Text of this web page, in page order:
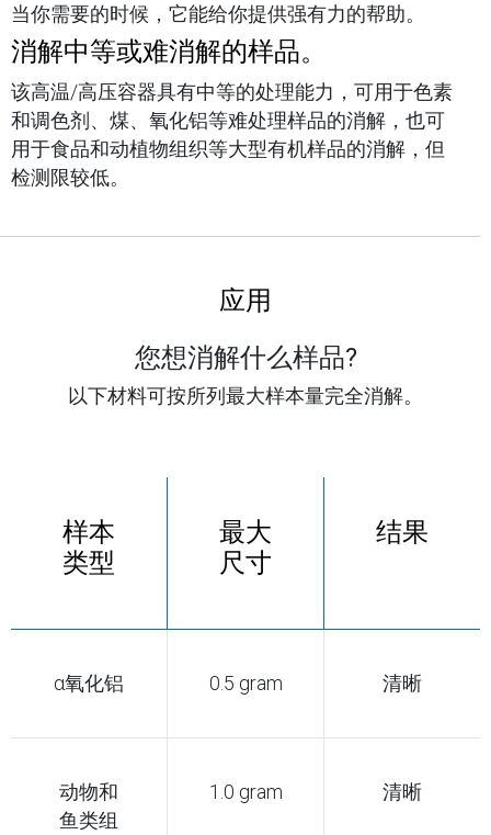
当你需要的时候，它能给你提供强有力的帮助。
消解中等或难消解的样品。
该高温/高压容器具有中等的处理能力，可用于色素
和调色剂、煤、氧化铝等难处理样品的消解，也可
用于食品和动植物组织等大型有机样品的消解，但
检测限较低。
应用
您想消解什么样品?
以下材料可按所列最大样本量完全消解。
样本
类型
最大
尺寸
结果
α氧化铝 0.5 gram 清晰
动物和
鱼类组
1.0 gram 清晰